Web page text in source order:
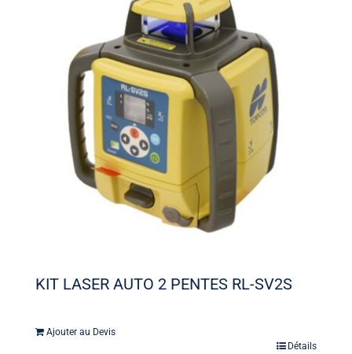
KIT LASER AUTO 2 PENTES RL-SV2S
Ajouter au Devis
Détails